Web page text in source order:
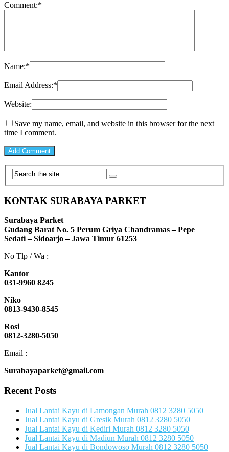
Comment:*
Name:*
Email Address:*
Website:
Save my name, email, and website in this browser for the next
time I comment.
KONTAK SURABAYA PARKET
Surabaya Parket
Gudang Barat No. 5 Perum Griya Chandramas – Pepe
Sedati – Sidoarjo – Jawa Timur 61253
No Tlp / Wa :
Kantor
031-9960 8245
Niko
0813-9430-8545
Rosi
0812-3280-5050
Email :
Surabayaparket@gmail.com
Recent Posts
Jual Lantai Kayu di Lamongan Murah 0812 3280 5050
Jual Lantai Kayu di Gresik Murah 0812 3280 5050
Jual Lantai Kayu di Kediri Murah 0812 3280 5050
Jual Lantai Kayu di Madiun Murah 0812 3280 5050
Jual Lantai Kayu di Bondowoso Murah 0812 3280 5050